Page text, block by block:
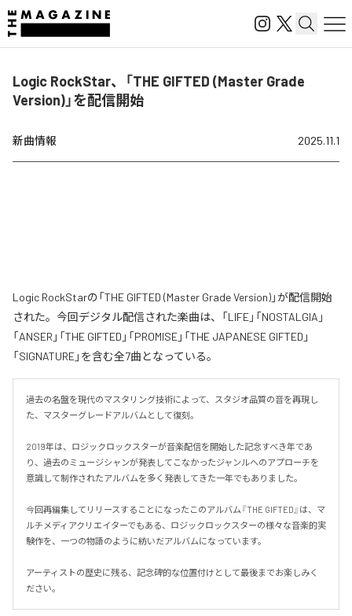
Logic RockStar、「THE GIFTED (Master Grade
Version)」を配信開始
新曲情報 2025.11.1
Logic RockStarの「THE GIFTED (Master Grade Version)」が配信開始
された。今回デジタル配信された楽曲は、「LIFE」「NOSTALGIA」
「ANSER」「THE GIFTED」「PROMISE」「THE JAPANESE GIFTED」
「SIGNATURE」を含む全7曲となっている。
過去の名盤を現代のマスタリング技術によって、スタジオ品質の音を再現し
た、マスターグレードアルバムとして復刻。
2019年は、ロジックロックスターが音楽配信を開始した記念すべき年であ
り、過去のミュージシャンが発表してこなかったジャンルへのアプローチを
意識して制作されたアルバムを多く発表してきた一年でもありました。
今回再編集してリリースすることになったこのアルバム『THE GIFTED』は、マ
ルチメディアクリエイターでもある、ロジックロックスターの様々な音楽的実
験作を、一つの物語のように紡いだアルバムになっています。
アーティストの歴史に残る、記念碑的な位置付けとして最後までお楽しみく
ださい。